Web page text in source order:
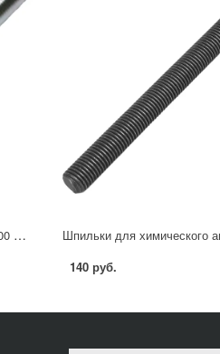
Шпилька усиленная DIN 976 16x300 мм класс прочности 6.8, оцинкованная
140 руб.